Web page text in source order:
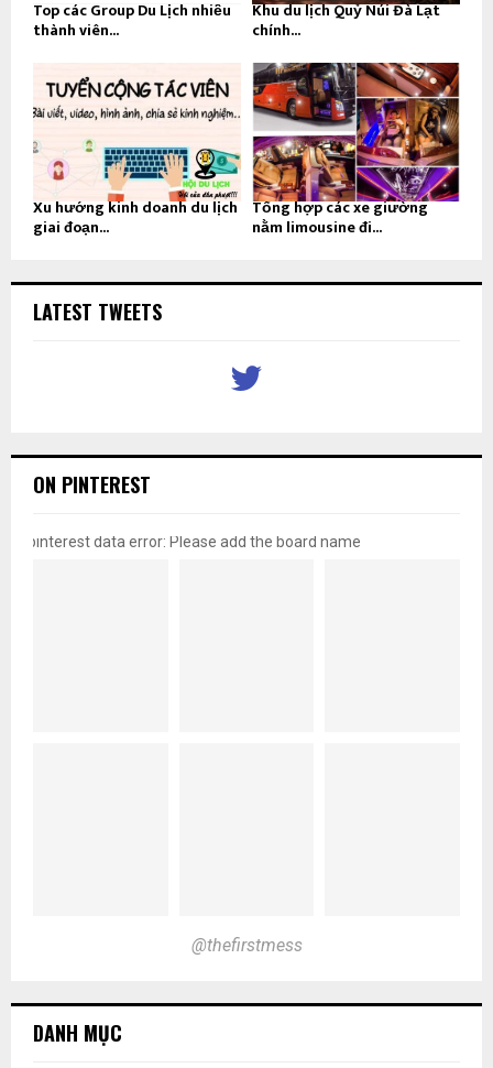
Top các Group Du Lịch nhiều
thành viên...
Khu du lịch Quỷ Núi Đà Lạt
chính...
Xu hướng kinh doanh du lịch
giai đoạn...
Tổng hợp các xe giường
nằm limousine đi...
LATEST TWEETS
ON PINTEREST
pinterest data error: Please add the board name
@thefirstmess
DANH MỤC